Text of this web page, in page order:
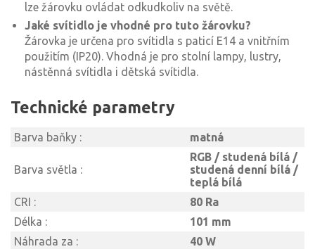
lze žárovku ovládat odkudkoliv na světě.
Jaké svítidlo je vhodné pro tuto žárovku?
Žárovka je určena pro svítidla s paticí E14 a vnitřním
použitím (IP20). Vhodná je pro stolní lampy, lustry,
nástěnná svítidla i dětská svítidla.
Technické parametry
Barva baňky : matná
Barva světla :
RGB / studená bílá /
studená denní bílá /
teplá bílá
CRI :
80 Ra
Délka :
101 mm
Náhrada za :
40 W